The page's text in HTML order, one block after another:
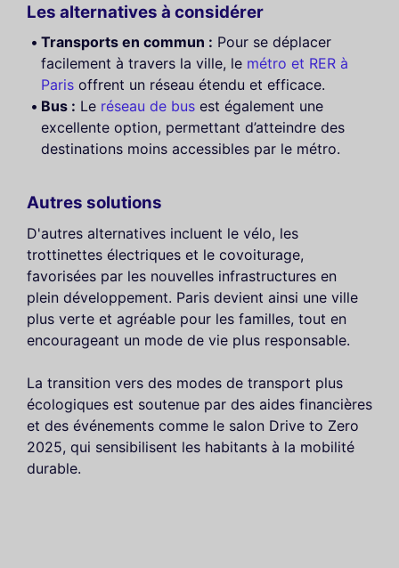
Les alternatives à considérer
Transports en commun : Pour se déplacer
facilement à travers la ville, le métro et RER à
Paris offrent un réseau étendu et efficace.
Bus : Le réseau de bus est également une
excellente option, permettant d’atteindre des
destinations moins accessibles par le métro.
Autres solutions
D'autres alternatives incluent le vélo, les
trottinettes électriques et le covoiturage,
favorisées par les nouvelles infrastructures en
plein développement. Paris devient ainsi une ville
plus verte et agréable pour les familles, tout en
encourageant un mode de vie plus responsable.
La transition vers des modes de transport plus
écologiques est soutenue par des aides financières
et des événements comme le salon Drive to Zero
2025, qui sensibilisent les habitants à la mobilité
durable.